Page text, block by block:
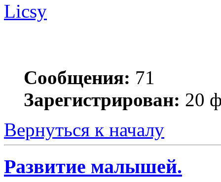
Licsy
Сообщения: 71
Зарегистрирован: 20
Вернуться к началу
Развитие малышей.